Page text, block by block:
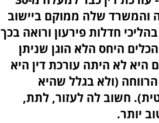
והמשרד שלה ממוקם ביישוב
חדלות פירעון ורואה בכך
היחס הלא הוגן שניתן
היא לא היתה עורכת דין היא
(ולא בגלל שהיא
חשוב לה לעזור, לתת,
יותר.